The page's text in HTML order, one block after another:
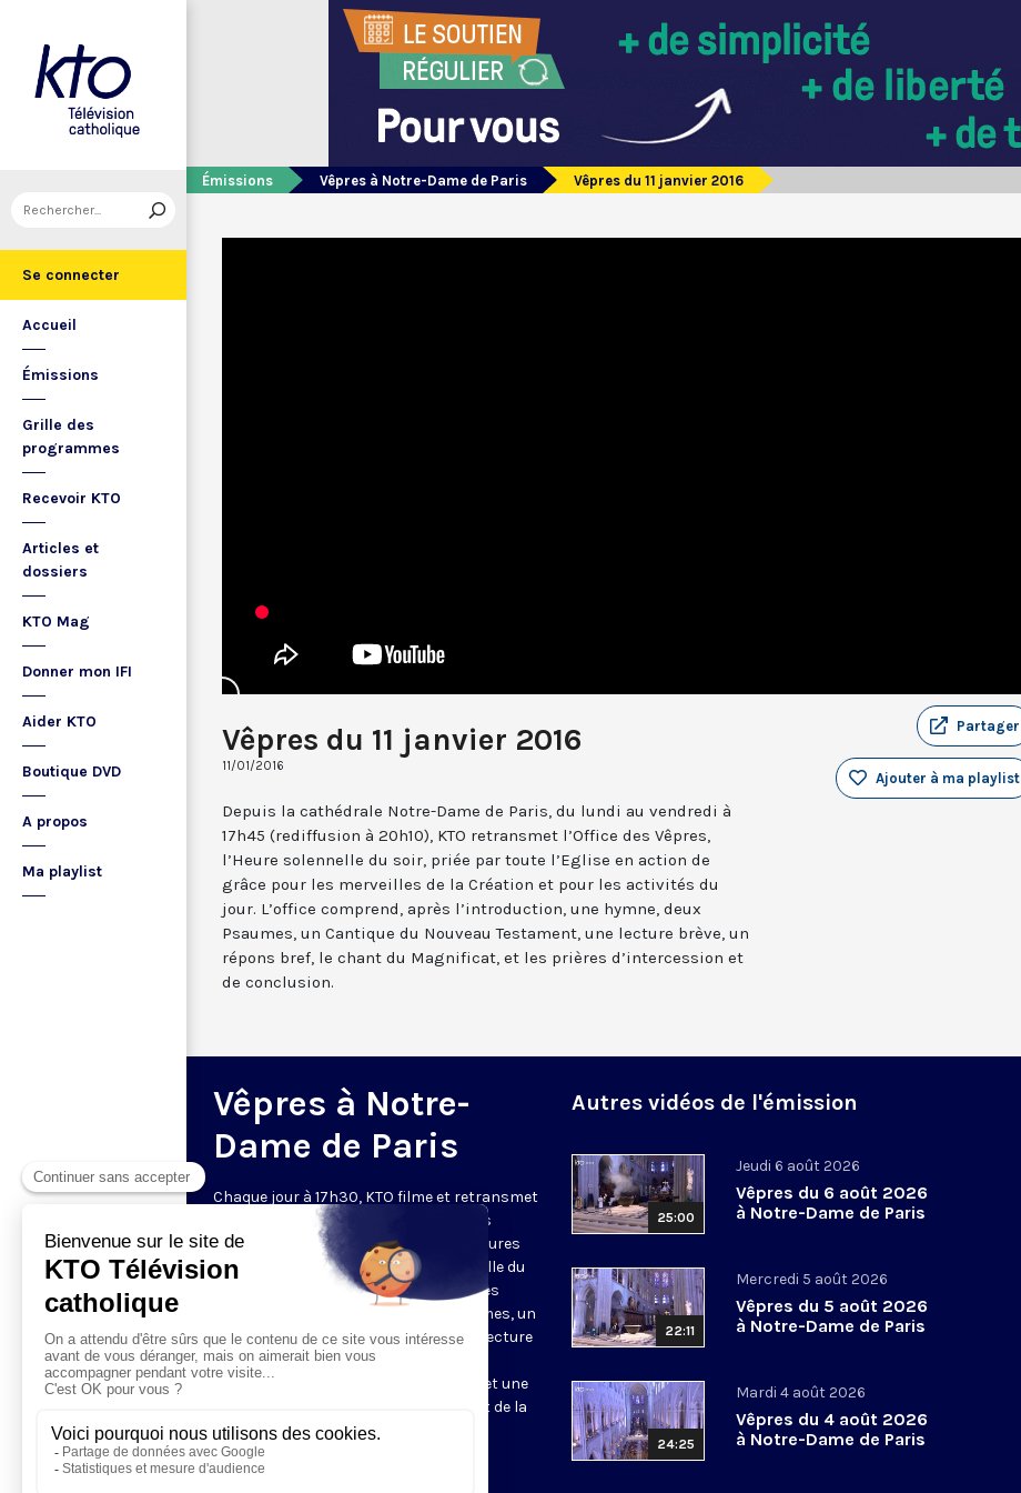
Se connecter
Accueil
Émissions
Grille des
programmes
Recevoir KTO
Articles et
dossiers
KTO Mag
Donner mon IFI
Aider KTO
Boutique DVD
A propos
Ma playlist
Émissions Vêpres à Notre-Dame de Paris Vêpres du 11 janvier 2016
Vêpres du 11 janvier 2016
11/01/2016
Partager
Ajouter à ma playlist
Depuis la cathédrale Notre-Dame de Paris, du lundi au vendredi à
17h45 (rediffusion à 20h10), KTO retransmet l’Office des Vêpres,
l’Heure solennelle du soir, priée par toute l’Eglise en action de
grâce pour les merveilles de la Création et pour les activités du
jour. L’office comprend, après l’introduction, une hymne, deux
Psaumes, un Cantique du Nouveau Testament, une lecture brève, un
répons bref, le chant du Magnificat, et les prières d’intercession et
de conclusion.
Vêpres à Notre-
Dame de Paris
Chaque jour à 17h30, KTO filme et retransmet
les Vêpres depuis Notre-Dame de Paris
rouverte. Les Vêpres font partie des Heures
de l’Office divin, c’est la prière solennelle du
soir. L’office de Vêpres comprend, après
l’introduction, une hymne, deux Psaumes, un
Cantique du Nouveau Testament, une lecture
brève, le chant d’actions de grâces du
Magnificat, les prières d’intercession et une
brève oraison. Les textes des Vêpres et de la
messe sont presque toujours ceux
qu’indiquent le site
Autres vidéos de l'émission
25:00
Jeudi 6 août 2026
Vêpres du 6 août 2026
à Notre-Dame de Paris
22:11
Mercredi 5 août 2026
Vêpres du 5 août 2026
à Notre-Dame de Paris
24:25
Mardi 4 août 2026
Vêpres du 4 août 2026
à Notre-Dame de Paris